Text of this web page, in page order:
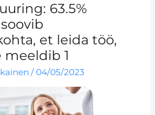
63.5%
et leida töö,
1
/ 04/05/2023